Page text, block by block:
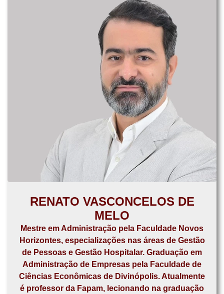
RENATO VASCONCELOS DE
MELO
Mestre em Administração pela Faculdade Novos
Horizontes, especializações nas áreas de Gestão
de Pessoas e Gestão Hospitalar. Graduação em
Administração de Empresas pela Faculdade de
Ciências Econômicas de Divinópolis. Atualmente
é professor da Fapam, lecionando na graduação